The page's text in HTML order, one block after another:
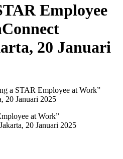
Employee
20 Januari
a STAR Employee at Work”
20 Januari 2025